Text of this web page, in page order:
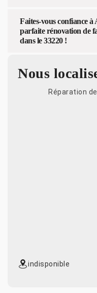
Faites-vous confiance
parfaite rénovation de
dans le 33220 !
Nous
Réparation
indisponible